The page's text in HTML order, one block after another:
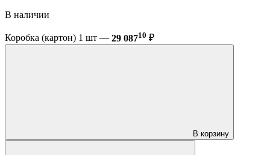
В наличии
Коробка (картон) 1 шт — 29 08710 ₽
В корзину